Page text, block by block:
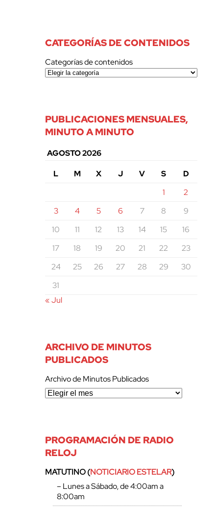
CATEGORÍAS DE CONTENIDOS
Categorías de contenidos
PUBLICACIONES MENSUALES,
MINUTO A MINUTO
AGOSTO 2026
L
M X J V S
D
1
2
3
4 5 6 7 8
9
10
11 12 13 14 15
16
17
18 19 20 21 22
23
24
25 26 27 28 29
30
31
« Jul
ARCHIVO DE MINUTOS
PUBLICADOS
Archivo de Minutos Publicados
PROGRAMACIÓN DE RADIO
RELOJ
MATUTINO (NOTICIARIO ESTELAR)
– Lunes a Sábado, de 4:00am a
8:00am